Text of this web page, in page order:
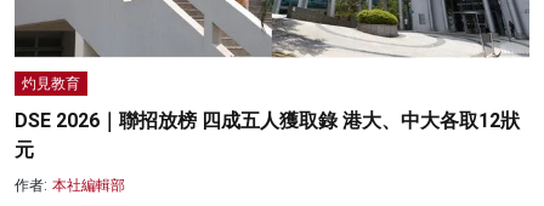
灼見教育
DSE 2026｜聯招放榜 四成五人獲取錄 港大、中大各取12狀
元
作者: 本社編輯部